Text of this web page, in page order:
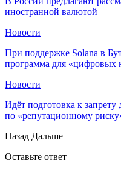
иностранной валютой
Новости
При поддержке Solana в
программа для «цифровых
Новости
Идёт подготовка к
по «репутационному
Назад Дальше
Оставьте ответ